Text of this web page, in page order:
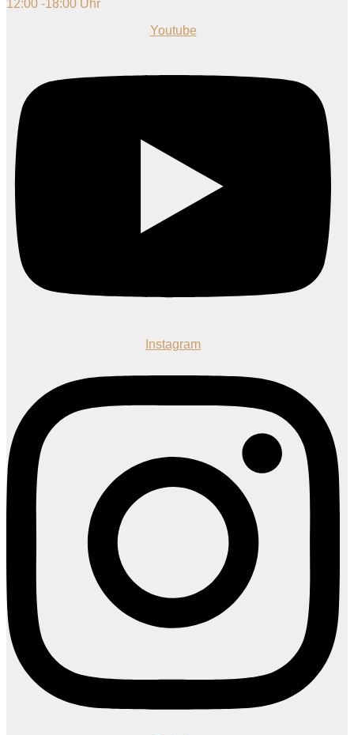
12:00 -18:00 Uhr
Youtube
Instagram